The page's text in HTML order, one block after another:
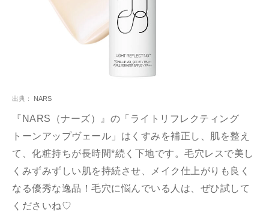
出典： NARS
『NARS（ナーズ）』の「ライトリフレクティング
トーンアップヴェール」はくすみを補正し、肌を整え
て、化粧持ちが長時間*続く下地です。毛穴レスで美し
くみずみずしい肌を持続させ、メイク仕上がりも良く
なる優秀な逸品！毛穴に悩んでいる人は、ぜひ試して
くださいね♡